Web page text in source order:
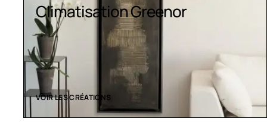
Luminaires LED
VOIR LES CRÉATIONS